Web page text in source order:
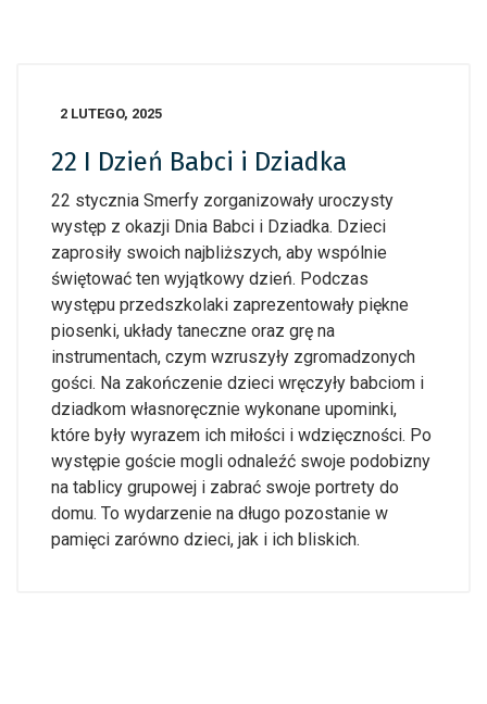
2 LUTEGO, 2025
22 I Dzień Babci i Dziadka
22 stycznia Smerfy zorganizowały uroczysty
występ z okazji Dnia Babci i Dziadka. Dzieci
zaprosiły swoich najbliższych, aby wspólnie
świętować ten wyjątkowy dzień. Podczas
występu przedszkolaki zaprezentowały piękne
piosenki, układy taneczne oraz grę na
instrumentach, czym wzruszyły zgromadzonych
gości. Na zakończenie dzieci wręczyły babciom i
dziadkom własnoręcznie wykonane upominki,
które były wyrazem ich miłości i wdzięczności. Po
występie goście mogli odnaleźć swoje podobizny
na tablicy grupowej i zabrać swoje portrety do
domu. To wydarzenie na długo pozostanie w
pamięci zarówno dzieci, jak i ich bliskich.